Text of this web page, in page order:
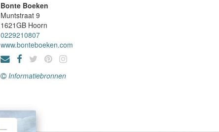
Bonte Boeken
Muntstraat 9
1621GB Hoorn
0229210807
www.bonteboeken.com
Informatiebronnen